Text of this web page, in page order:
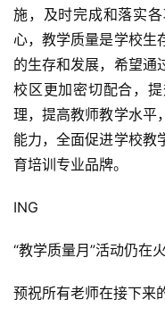
施，及时完成和落实
心，教学质量是学校生
的生存和发展，希望通
校区更加密切配合，
理，提高教师教学水平
能力，全面促进学校教
育培训专业品牌。
ING
“教学质量月”活动仍在
预祝所有老师在接下来